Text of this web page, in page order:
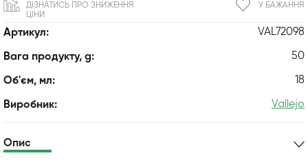
Артикул: VAL72098
Вага продукту, g: 50
Об'єм, мл: 18
Виробник: Vallejo
У БАЖАННЯ
ДІЗНАТИСЬ ПРО ЗНИЖЕННЯ
ЦІНИ
Опис